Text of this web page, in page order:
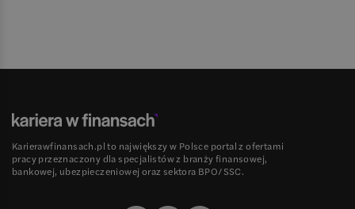
Karierawfinansach.pl to największy w Polsce portal z ofertami
pracy przeznaczony dla specjalistów z branży finansowej,
bankowej, ubezpieczeniowej oraz sektora BPO/SSC.